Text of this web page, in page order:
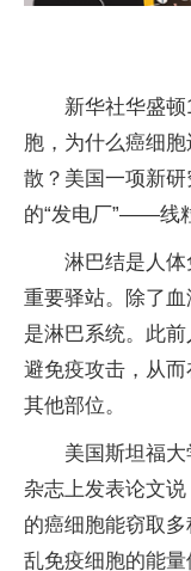
新华社华盛
胞，为什么癌细
散？美国一项新
的“发电厂”——线
淋巴结是人
重要驿站。除了
是淋巴系统。此
避免疫攻击，从
其他部位。
美国斯坦福大
杂志上发表论文
的癌细胞能窃取
乱免疫细胞的能